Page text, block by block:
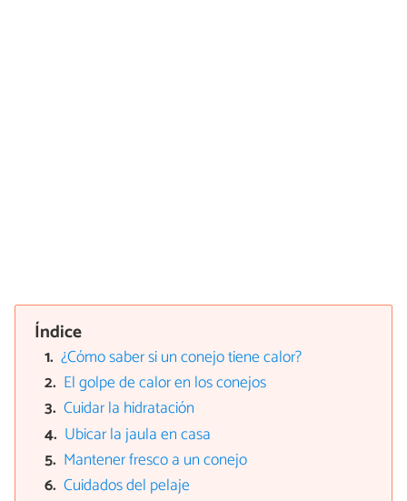
Índice
¿Cómo saber si un conejo tiene calor?
El golpe de calor en los conejos
Cuidar la hidratación
Ubicar la jaula en casa
Mantener fresco a un conejo
Cuidados del pelaje